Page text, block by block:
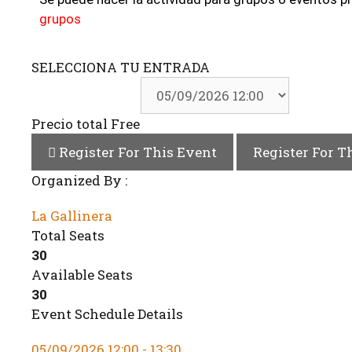
grupos
SELECCIONA TU ENTRADA
Precio total Free
Register For This Event
Register For
Organized By :
La Gallinera
Total Seats
30
Available Seats
30
Event Schedule Details